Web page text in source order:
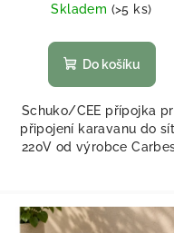
Skladem (>5 ks)
Do košíku
Schuko/CEE přípojka
připojení karavanu do
220V od výrobce